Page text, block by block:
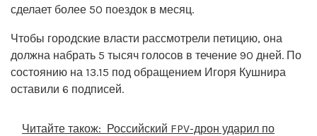
сделает более 50 поездок в месяц.
Чтобы городские власти рассмотрели петицию, она
должна набрать 5 тысяч голосов в течение 90 дней. По
состоянию на 13.15 под обращением Игоря Кушнира
оставили 6 подписей.
Читайте також: Российский FPV-дрон ударил по